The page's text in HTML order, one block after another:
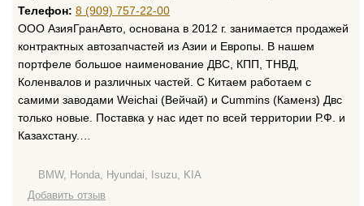
Телефон: 8 (909) 757-22-00
ООО АзияГранАвто, основана в 2012 г. занимается продажей
контрактных автозапчастей из Азии и Европы. В нашем
портфеле большое наименование ДВС, КПП, ТНВД,
Коленвалов и различных частей. С Китаем работаем с
самими заводами Weichai (Вейчай) и Cummins (Каменз) Двс
только новые. Поставка у нас идет по всей территории Р.Ф. и
Казахстану.…
BMW, Honda, Hyundai, Isuzu, KIA
Добавить отзыв